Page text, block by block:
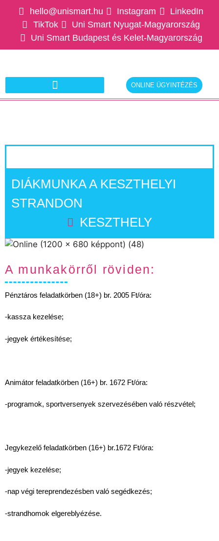
hello@unismart.hu Instagram
LinkedIn
TikTok
Uni Smart Nyugat-Magyarország
Uni Smart Budapest és Kelet-Magyarország
ONLINE ÜGYINTÉZÉS
DIÁKMUNKA A KESZTHELYI
STRANDON
KESZTHELY
A munkakörről röviden:
Pénztáros feladatkörben (18+) br. 2005 Ft/óra:
-kassza kezelése;
-jegyek értékesítése;
Animátor feladatkörben (16+) br. 1672 Ft/óra:
-programok, sportversenyek szervezésében való részvétel;
Jegykezelő feladatkörben (16+) br.1672 Ft/óra:
-jegyek kezelése;
-nap végi tereprendezésben való segédkezés;
-strandhomok elgereblyézése.